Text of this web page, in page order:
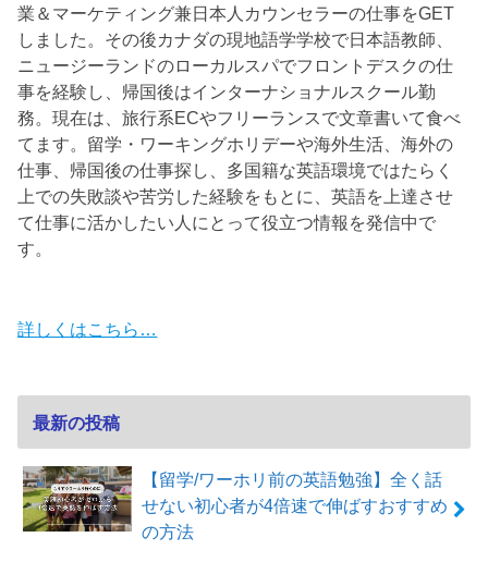
業＆マーケティング兼日本人カウンセラーの仕事をGET
しました。その後カナダの現地語学学校で日本語教師、
ニュージーランドのローカルスパでフロントデスクの仕
事を経験し、帰国後はインターナショナルスクール勤
務。現在は、旅行系ECやフリーランスで文章書いて食べ
てます。留学・ワーキングホリデーや海外生活、海外の
仕事、帰国後の仕事探し、多国籍な英語環境ではたらく
上での失敗談や苦労した経験をもとに、英語を上達させ
て仕事に活かしたい人にとって役立つ情報を発信中で
す。
詳しくはこちら…
最新の投稿
【留学/ワーホリ前の英語勉強】全く話
せない初心者が4倍速で伸ばすおすすめ
の方法